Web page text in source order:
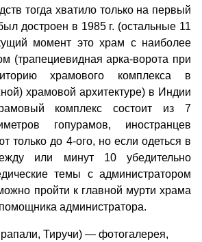
тогда хватило только на первый
достроен в 1985 г. (остальные 11
момент это храм с наиболее
(трапециевидная арка-ворота при
храмового комплекса в
храмовой архитектуре) в Индии
комплекс состоит из 7
гопурамов, иностранцев
только до 4-ого, но если одеться в
или минут 10 убедительно
темы с администратором
пройти к главной мурти храма
администратора.
Тиручи) — фотогалерея,